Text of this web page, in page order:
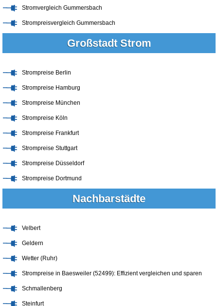
Stromvergleich Gummersbach
Strompreisvergleich Gummersbach
Großstadt Strom
Strompreise Berlin
Strompreise Hamburg
Strompreise München
Strompreise Köln
Strompreise Frankfurt
Strompreise Stuttgart
Strompreise Düsseldorf
Strompreise Dortmund
Nachbarstädte
Velbert
Geldern
Wetter (Ruhr)
Strompreise in Baesweiler (52499): Effizient vergleichen und sparen
Schmallenberg
Steinfurt